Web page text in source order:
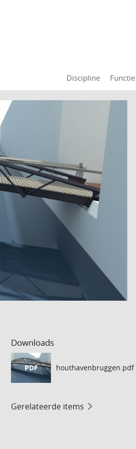
Discipline Functie
Downloads
PDF houthavenbruggen.pdf
Gerelateerde items